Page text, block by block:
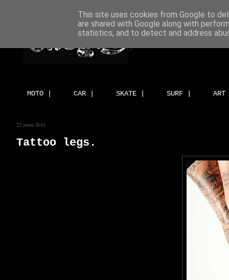
MOTO | CAR | SKATE | SURF |
22 enero 2010
Tattoo legs.
This site uses cookies from Google to
are shared with Google along with
statistics, and to detect and address